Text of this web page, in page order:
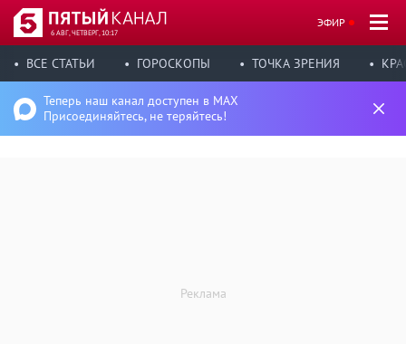
6 АВГ, ЧЕТВЕРГ, 10:17
ЭФИР
ВСЕ СТАТЬИ ГОРОСКОПЫ ТОЧКА ЗРЕНИЯ
Теперь наш канал доступен в MAX
Присоединяйтесь, не теряйтесь!